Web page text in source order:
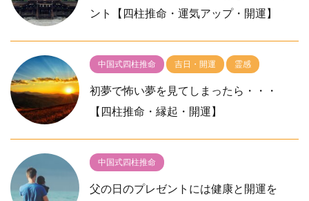
ント【四柱推命・運気アップ・開運】
中国式四柱推命 吉日・開運 霊感
初夢で怖い夢を見てしまったら・・・
【四柱推命・縁起・開運】
中国式四柱推命
父の日のプレゼントには健康と開運を